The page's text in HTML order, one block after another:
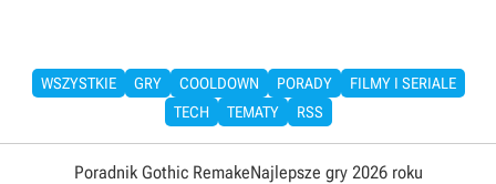
WSZYSTKIE GRY COOLDOWN PORADY
FILMY I SERIALE
TECH
TEMATY RSS
Poradnik Gothic RemakeNajlepsze gry 2026 roku